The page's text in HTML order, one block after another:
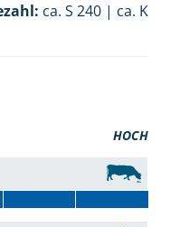
ca. S 240 | ca. K
HOCH